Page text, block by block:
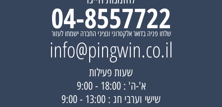
04-8557722
שלחו פניה בדואר אלקטרוני ונציגי החברה ישמחו לעזור
info@pingwin.co.il
שעות פעילות
א'-ה' : 18:00 - 9:00
שישי וערבי חג : 13:00 - 9:00